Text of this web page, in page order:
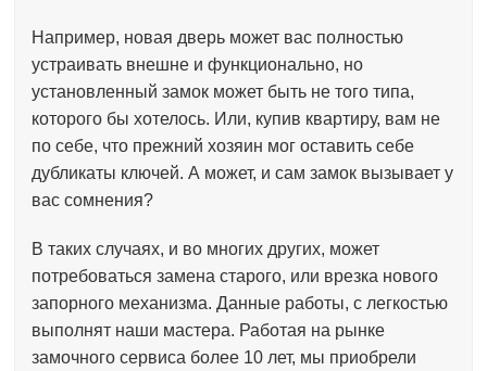
Например, новая дверь может вас полностью
устраивать внешне и функционально, но
установленный замок может быть не того типа,
которого бы хотелось. Или, купив квартиру, вам не
по себе, что прежний хозяин мог оставить себе
дубликаты ключей. А может, и сам замок вызывает у
вас сомнения?
В таких случаях, и во многих других, может
потребоваться замена старого, или врезка нового
запорного механизма. Данные работы, с легкостью
выполнят наши мастера. Работая на рынке
замочного сервиса более 10 лет, мы приобрели